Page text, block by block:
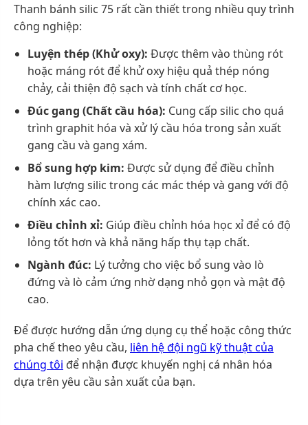
Thanh bánh silic 75 rất cần thiết trong nhiều quy trình
công nghiệp:
Luyện thép (Khử oxy): Được thêm vào thùng rót
hoặc máng rót để khử oxy hiệu quả thép nóng
chảy, cải thiện độ sạch và tính chất cơ học.
Đúc gang (Chất cầu hóa): Cung cấp silic cho quá
trình graphit hóa và xử lý cầu hóa trong sản xuất
gang cầu và gang xám.
Bổ sung hợp kim: Được sử dụng để điều chỉnh
hàm lượng silic trong các mác thép và gang với độ
chính xác cao.
Điều chỉnh xỉ: Giúp điều chỉnh hóa học xỉ để có độ
lỏng tốt hơn và khả năng hấp thụ tạp chất.
Ngành đúc: Lý tưởng cho việc bổ sung vào lò
đứng và lò cảm ứng nhờ dạng nhỏ gọn và mật độ
cao.
Để được hướng dẫn ứng dụng cụ thể hoặc công thức
pha chế theo yêu cầu, liên hệ đội ngũ kỹ thuật của
chúng tôi để nhận được khuyến nghị cá nhân hóa
dựa trên yêu cầu sản xuất của bạn.